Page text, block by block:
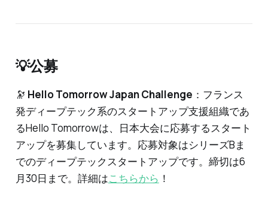
💡公募
🔭 Hello Tomorrow Japan Challenge ：フランス
発ディープテック系のスタートアップ支援組織であ
るHello Tomorrowは、日本大会に応募するスタート
アップを募集しています。応募対象はシリーズBま
でのディープテックスタートアップです。締切は6
月30日まで。詳細はこちらから ！